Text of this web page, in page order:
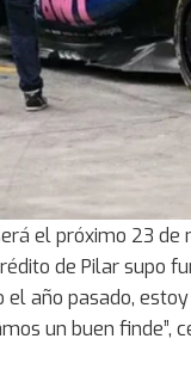
el próximo 23
de Pilar supo
el año pasado,
un buen finde”,